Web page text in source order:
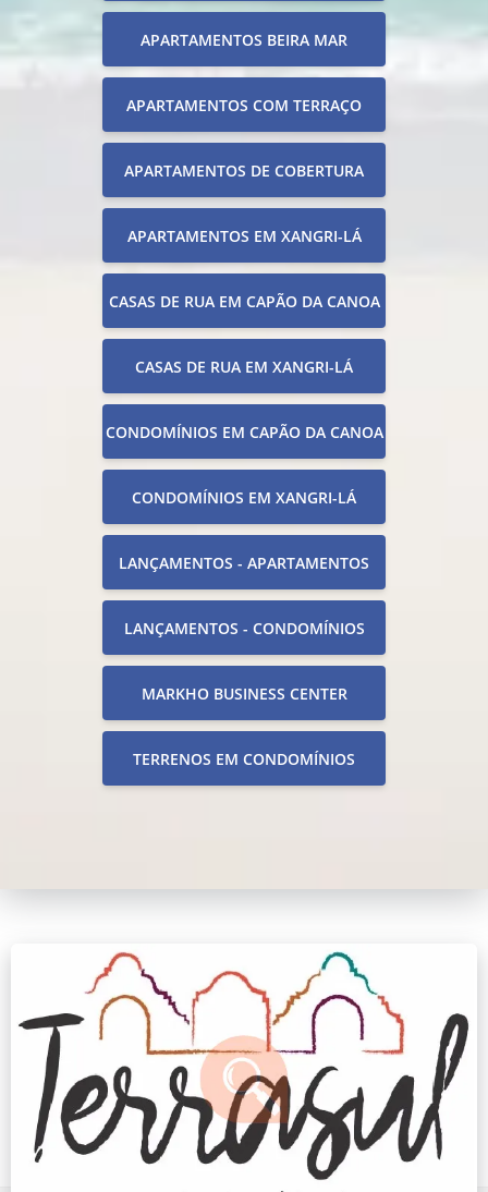
APARTAMENTOS BEIRA MAR
APARTAMENTOS COM TERRAÇO
APARTAMENTOS DE COBERTURA
APARTAMENTOS EM XANGRI-LÁ
CASAS DE RUA EM CAPÃO DA CANOA
CASAS DE RUA EM XANGRI-LÁ
CONDOMÍNIOS EM CAPÃO DA CANOA
CONDOMÍNIOS EM XANGRI-LÁ
LANÇAMENTOS - APARTAMENTOS
LANÇAMENTOS - CONDOMÍNIOS
MARKHO BUSINESS CENTER
TERRENOS EM CONDOMÍNIOS